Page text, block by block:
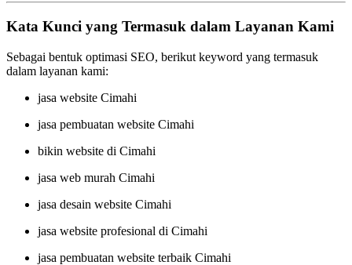
Kata Kunci yang Termasuk dalam Layanan Kami
Sebagai bentuk optimasi SEO, berikut keyword yang termasuk
dalam layanan kami:
jasa website Cimahi
jasa pembuatan website Cimahi
bikin website di Cimahi
jasa web murah Cimahi
jasa desain website Cimahi
jasa website profesional di Cimahi
jasa pembuatan website terbaik Cimahi